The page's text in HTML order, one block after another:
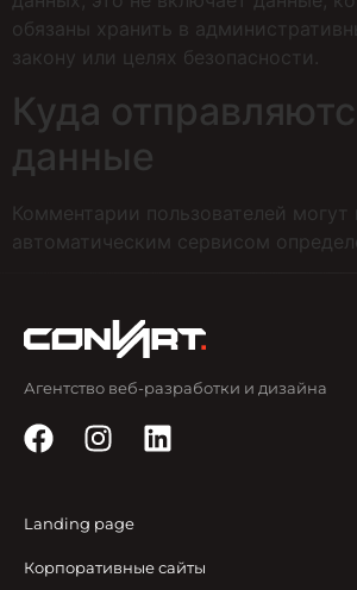
обязаны хранить в
закону или целях безопасности.
Куда
данные
Комментарии пользователей могут
автоматическим сервисом
Агентство веб-разработки и дизайна
Landing page
Корпоративные сайты